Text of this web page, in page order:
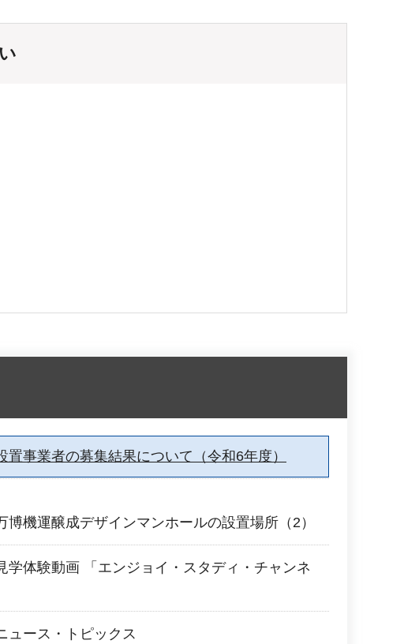
置事業者の募集結果について（令和6年度）
博機運醸成デザインマンホールの設置場所（2）
学体験動画 「エンジョイ・スタディ・チャンネ
ュース・トピックス